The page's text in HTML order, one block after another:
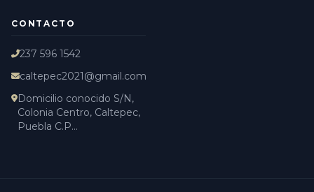
CONTACTO
237 596 1542
caltepec2021@gmail.com
Domicilio conocido S/N,
Colonia Centro, Caltepec,
Puebla C.P...